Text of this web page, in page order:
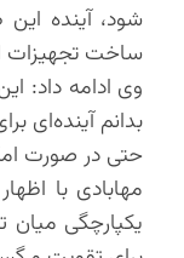
شود، آینده
ساخت تجهیزات
وی ادامه داد:
بدانم آینده‌ای
حتی در صورت
مهابادی با
یکپارچگی